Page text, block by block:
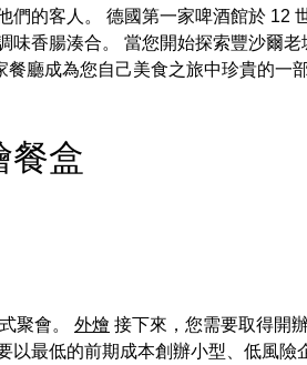
們的客人。 德國第一家啤酒館於 12
味香腸湊合。 當您開始探索豐沙爾老
廳成為您自己美食之旅中珍貴的一
餐盒
聚會。 外燴 接下來，您需要取得開
以最低的前期成本創辦小型、低風險